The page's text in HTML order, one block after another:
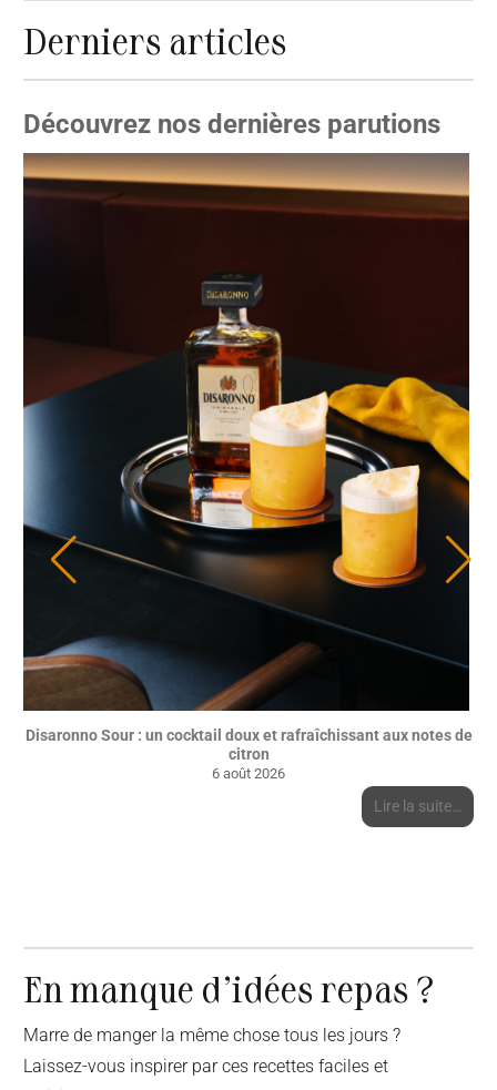
Derniers articles
Découvrez nos dernières parutions
Disaronno Sour : un cocktail doux et rafraîchissant aux notes de
citron
6 août 2026
Lire la suite…
En manque d’idées repas ?
Marre de manger la même chose tous les jours ?
Laissez-vous inspirer par ces recettes faciles et